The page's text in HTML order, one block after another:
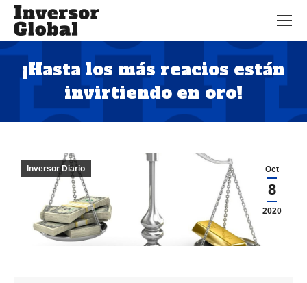
¡Hasta los más reacios están
invirtiendo en oro!
Estás aquí:
Oct
8
2020
Inversor Diario